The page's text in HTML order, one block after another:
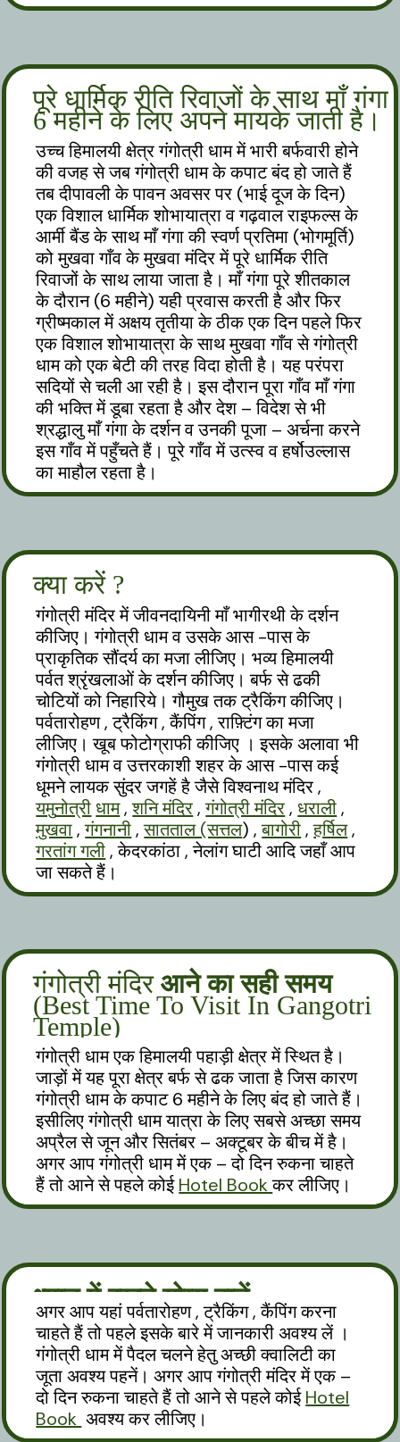
पूरे धार्मिक रीति रिवाजों के साथ माँ गंगा
6 महीने के लिए अपने मायके जाती है।
उच्च हिमालयी क्षेत्र गंगोत्री धाम में भारी बर्फवारी होने
की वजह से जब गंगोत्री धाम के कपाट बंद हो जाते हैं
तब दीपावली के पावन अवसर पर (भाई दूज के दिन)
एक विशाल धार्मिक शोभायात्रा व गढ़वाल राइफल्स के
आर्मी बैंड के साथ माँ गंगा की स्वर्ण प्रतिमा (भोगमूर्ति)
को मुखवा गाँव के मुखवा मंदिर में पूरे धार्मिक रीति
रिवाजों के साथ लाया जाता है। माँ गंगा पूरे शीतकाल
के दौरान (6 महीने) यही प्रवास करती है और फिर
ग्रीष्मकाल में अक्षय तृतीया के ठीक एक दिन पहले फिर
एक विशाल शोभायात्रा के साथ मुखवा गाँव से गंगोत्री
धाम को एक बेटी की तरह विदा होती है। यह परंपरा
सदियों से चली आ रही है। इस दौरान पूरा गाँव माँ गंगा
की भक्ति में डूबा रहता है और देश – विदेश से भी
श्रद्धालु माँ गंगा के दर्शन व उनकी पूजा – अर्चना करने
इस गाँव में पहुँचते हैं। पूरे गाँव में उत्स्व व हर्षोउल्लास
का माहौल रहता है।
क्या करें ?
गंगोत्री मंदिर में जीवनदायिनी माँ भागीरथी के दर्शन
कीजिए। गंगोत्री धाम व उसके आस -पास के
प्राकृतिक सौंदर्य का मजा लीजिए। भव्य हिमालयी
पर्वत श्रृंखलाओं के दर्शन कीजिए। बर्फ से ढकी
चोटियों को निहारिये। गौमुख तक ट्रैकिंग कीजिए।
पर्वतारोहण , ट्रैकिंग , कैंपिंग , राफ़्टिंग का मजा
लीजिए। खूब फोटोग्राफी कीजिए । इसके अलावा भी
गंगोत्री धाम व उत्तरकाशी शहर के आस -पास कई
धूमने लायक सुंदर जगहें है जैसे विश्वनाथ मंदिर ,
यमुनोत्री धाम,शनि मंदिर,गंगोत्री मंदिर,धराली,
मुखवा,गंगनानी,सातताल (सत्तल) ,बागोरी,हर्षिल,
गरतांग गली, केदरकांठा , नेलांग घाटी आदि जहाँ आप
जा सकते हैं।
गंगोत्री मंदिरआने का सही समय
(Best Time To Visit In Gangotri
Temple)
गंगोत्री धाम एक हिमालयी पहाड़ी क्षेत्र में स्थित है।
जाड़ों में यह पूरा क्षेत्र बर्फ से ढक जाता है जिस कारण
गंगोत्री धाम के कपाट 6 महीने के लिए बंद हो जाते हैं।
इसीलिए गंगोत्री धाम यात्रा के लिए सबसे अच्छा समय
अप्रैल से जून और सितंबर – अक्टूबर के बीच में है।
अगर आप गंगोत्री धाम में एक – दो दिन रुकना चाहते
हैं तो आने से पहले कोईHotel Bookकर लीजिए।
ध्यान में रखने योग्य बातें
अगर आप यहां पर्वतारोहण , ट्रैकिंग , कैंपिंग करना
चाहते हैं तो पहले इसके बारे में जानकारी अवश्य लें ।
गंगोत्री धाम में पैदल चलने हेतु अच्छी क्वालिटी का
जूता अवश्य पहनें। अगर आप गंगोत्री मंदिर में एक –
दो दिन रुकना चाहते हैं तो आने से पहले कोईHotel
Book अवश्य कर लीजिए।